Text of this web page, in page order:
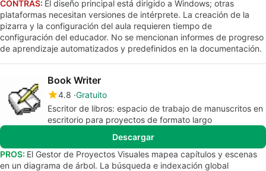
CONTRAS: El diseño principal está dirigido a Windows; otras
plataformas necesitan versiones de intérprete. La creación de la
pizarra y la configuración del aula requieren tiempo de
configuración del educador. No se mencionan informes de progreso
de aprendizaje automatizados y predefinidos en la documentación.
Book Writer
4.8 Gratuito
Escritor de libros: espacio de trabajo de manuscritos en
escritorio para proyectos de formato largo
Descargar
PROS: El Gestor de Proyectos Visuales mapea capítulos y escenas
en un diagrama de árbol. La búsqueda e indexación global